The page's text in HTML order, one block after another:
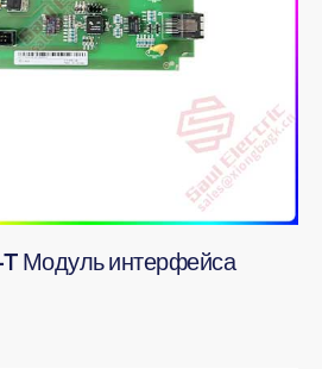
T Модуль интерфейса